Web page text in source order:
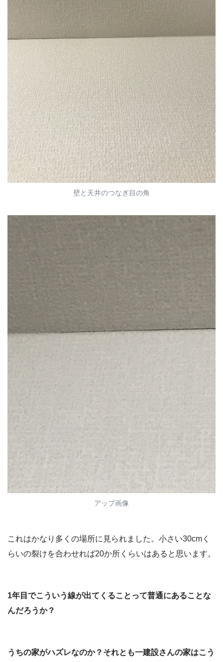
壁と天井のつなぎ目の角
アップ画像
これはかなり多くの場所に見られました。小さい30cmく
らいの裂けを合わせれば20か所くらいはあると思います。
1年目でこういう線が出てくることって普通にあることな
んだろうか？
うちの家がハズレなのか？それとも一建設さんの家はこう